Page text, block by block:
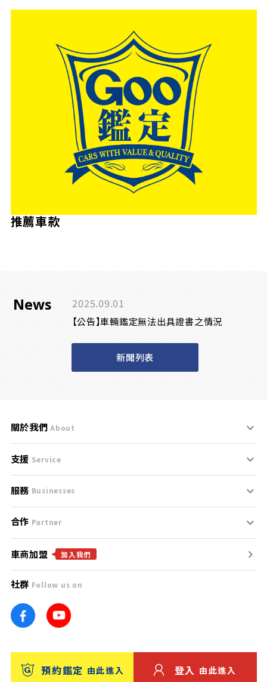
推薦車款
News 2025.09.01
【公告】車輛鑑定無法出具證書之情況
新聞列表
關於我們 About
刊登規範
服務條款
免責聲明
隱私權政策
團隊
車訊網
台灣優良中古車商大獎
支援 Service
支援中心
聯絡我們
服務 Businesses
什麼是Goo鑑定？
找好車
找好店
找海外車
消費者評價
合作 Partner
合作夥伴
廣告合作
車商加盟 加入我們
社群 Follow us on
預約鑑定 由此進入 登入 由此進入